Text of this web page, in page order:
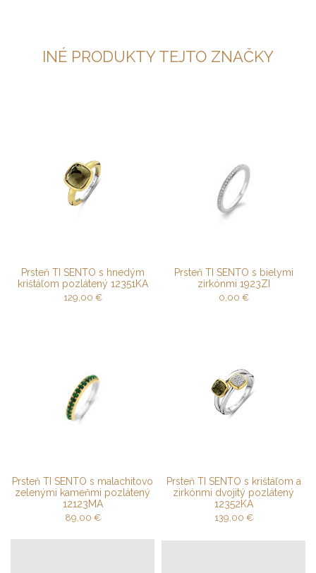
INÉ PRODUKTY TEJTO ZNAČKY
Prsteň TI SENTO s hnedým
krištáľom pozlátený 12351KA
129,00 €
Prsteň TI SENTO s bielymi
zirkónmi 1923ZI
0,00 €
Prsteň TI SENTO s malachitovo
zelenými kameňmi pozlátený
12123MA
89,00 €
Prsteň TI SENTO s krištáľom a
zirkónmi dvojitý pozlátený
12352KA
139,00 €